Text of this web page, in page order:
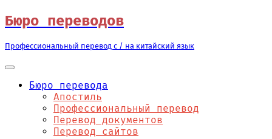
Перейти
к
содержимому
Бюро переводов
Профессиональный перевод с / на китайский язык
Бюро перевода
Апостиль
Профессиональный перевод
Перевод документов
Перевод сайтов